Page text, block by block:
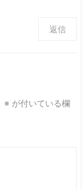
返信
※ が付いている欄